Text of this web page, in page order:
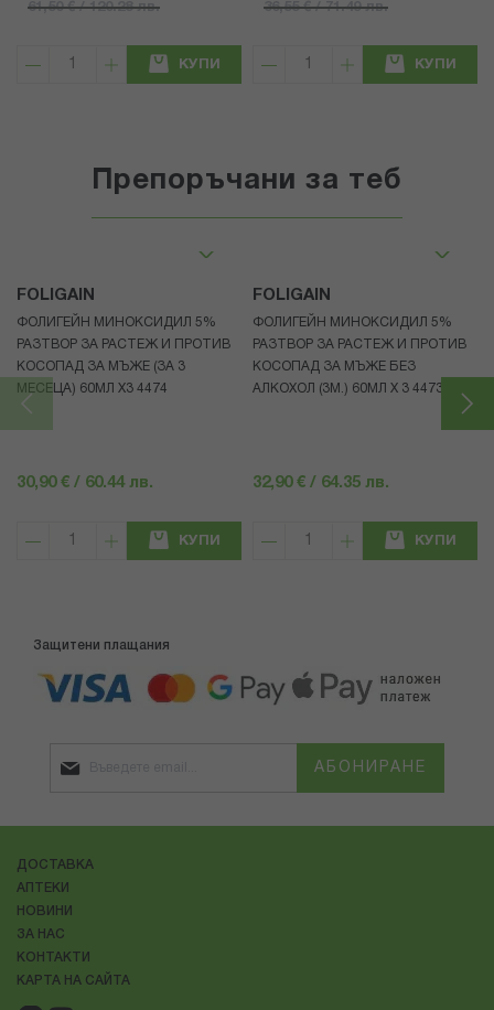
61,50 € / 120.28 лв.
КУПИ
36,55 € / 71.49 лв.
КУПИ
Препоръчани за теб
FOLIGAIN
ФОЛИГЕЙН МИНОКСИДИЛ 5%
РАЗТВОР ЗА РАСТЕЖ И ПРОТИВ
КОСОПАД ЗА МЪЖЕ (ЗА 3
МЕСЕЦА) 60МЛ X3 4474
30,90 € / 60.44 лв.
КУПИ
FOLIGAIN
ФОЛИГЕЙН МИНОКСИДИЛ 5%
РАЗТВОР ЗА РАСТЕЖ И ПРОТИВ
КОСОПАД ЗА МЪЖЕ БЕЗ
АЛКОХОЛ (3М.) 60МЛ X 3 4473
32,90 € / 64.35 лв.
КУПИ
Защитени плащания
АБОНИРАНЕ
ДОСТАВКА
АПТЕКИ
НОВИНИ
ЗА НАС
КОНТАКТИ
КАРТА НА САЙТА